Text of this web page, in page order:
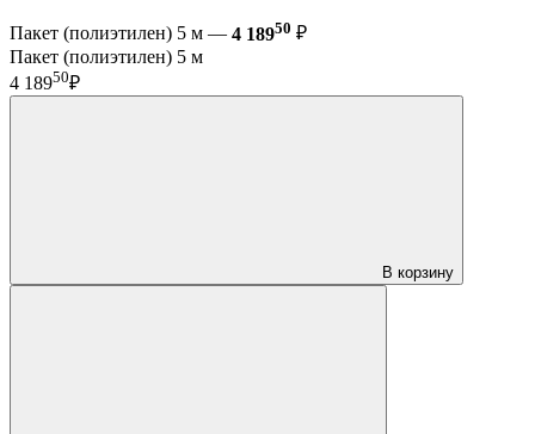
Пакет (полиэтилен) 5 м — 4 18950 ₽
Пакет (полиэтилен) 5 м
4 18950₽
В корзину